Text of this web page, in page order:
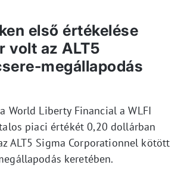
első értékelése
volt az ALT5
megállapodás
World Liberty Financial a WLFI
piaci értékét 0,20 dollárban
ALT5 Sigma Corporationnel kötött
keretében.